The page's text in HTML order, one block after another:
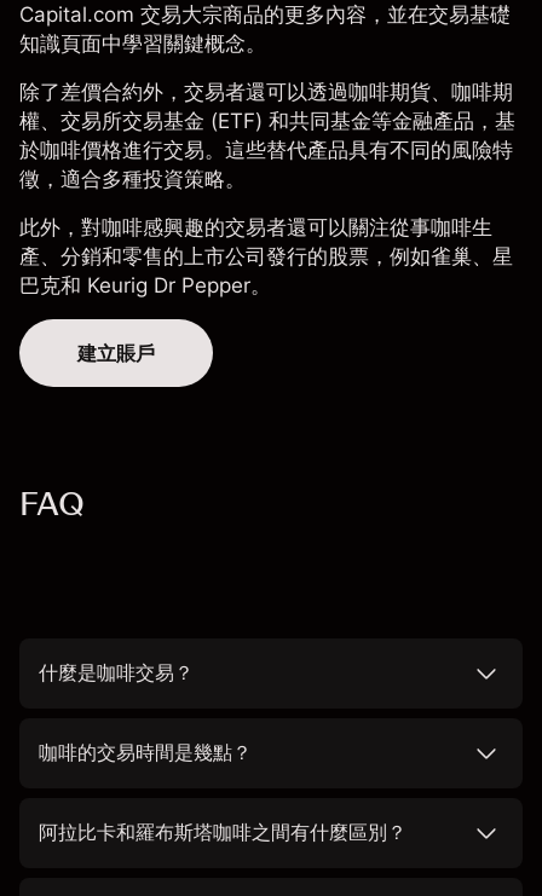
Capital.com 交易大宗商品的更多內容，並在交易基礎
知識頁面中學習關鍵概念。
除了差價合約外，交易者還可以透過咖啡期貨、咖啡期
權、交易所交易基金 (ETF) 和共同基金等金融產品，基
於咖啡價格進行交易。這些替代產品具有不同的風險特
徵，適合多種投資策略。
此外，對咖啡感興趣的交易者還可以關注從事咖啡生
產、分銷和零售的上市公司發行的股票 ，例如雀巢、 星
巴克和 Keurig Dr Pepper。
建立賬戶
FAQ
什麼是咖啡交易？
咖啡的交易時間是幾點？
阿拉比卡和羅布斯塔咖啡之間有什麼區別？